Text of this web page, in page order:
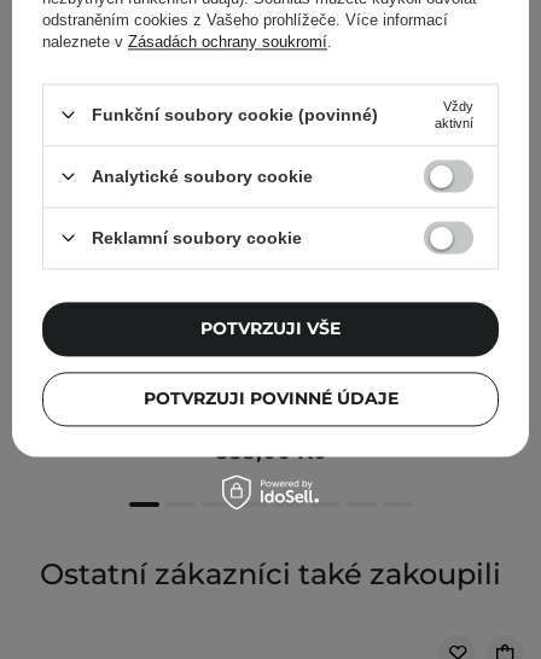
Q+A - Vitamin C Body Cream - Antioxidační tělový
balzám s vitamínem C - 250 ml
355,00 Kč
Ostatní zákazníci také zakoupili
odstraněním cookies z Vašeho prohlížeče. Více informací
naleznete v Zásadách ochrany soukromí
Funkční soubory cookie (povinné)
Vždy
aktivní
Analytické soubory cookie
Reklamní soubory cookie
POTVRZUJI POVINNÉ ÚDAJE
POTVRZUJI VŠE